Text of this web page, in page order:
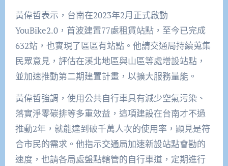
黃偉哲表示，台南在2023年2月正式啟動
YouBike2.0，首波建置77處租賃站點，至今已完成
632站，也實現了區區有站點。他請交通局持續蒐集
民眾意見，評估在溪北地區與山區等處增設站點，
並加速推動第二期建置計畫，以擴大服務量能。
黃偉哲強調，使用公共自行車具有減少空氣污染、
落實淨零碳排等多重效益，這項建設在台南才不過
推動2年，就能達到破千萬人次的使用率，顯見是符
合市民的需求。他指示交通局加速新設站點會勘的
速度，也請各局處盤點轄管的自行車道，定期進行